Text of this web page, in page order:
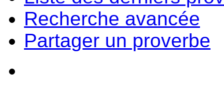
Recherche avancée
Partager un proverbe